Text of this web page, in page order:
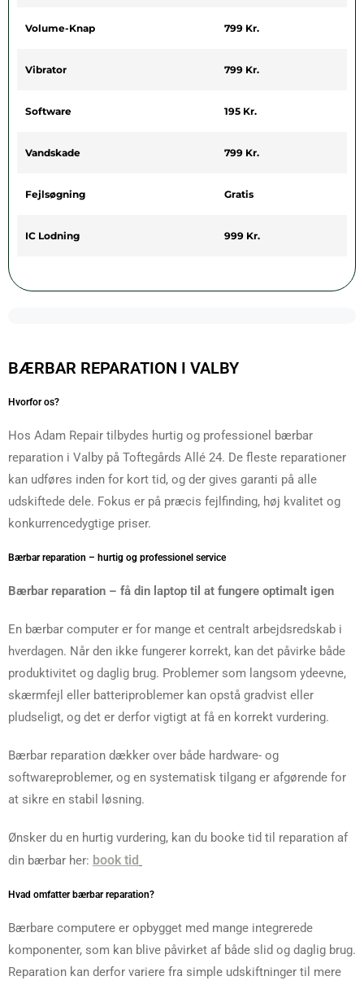
Volume-Knap 799 Kr.
Vibrator 799 Kr.
Software 195 Kr.
Vandskade 799 Kr.
Fejlsøgning Gratis
IC Lodning 999 Kr.
BÆRBAR REPARATION I VALBY
Hvorfor os?
Hos Adam Repair tilbydes hurtig og professionel bærbar
reparation i Valby på Toftegårds Allé 24. De fleste reparationer
kan udføres inden for kort tid, og der gives garanti på alle
udskiftede dele. Fokus er på præcis fejlfinding, høj kvalitet og
konkurrencedygtige priser.
Bærbar reparation – hurtig og professionel service
Bærbar reparation – få din laptop til at fungere optimalt igen
En bærbar computer er for mange et centralt arbejdsredskab i
hverdagen. Når den ikke fungerer korrekt, kan det påvirke både
produktivitet og daglig brug. Problemer som langsom ydeevne,
skærmfejl eller batteriproblemer kan opstå gradvist eller
pludseligt, og det er derfor vigtigt at få en korrekt vurdering.
Bærbar reparation dækker over både hardware- og
softwareproblemer, og en systematisk tilgang er afgørende for
at sikre en stabil løsning.
Ønsker du en hurtig vurdering, kan du booke tid til reparation af
din bærbar her: book tid
Hvad omfatter bærbar reparation?
Bærbare computere er opbygget med mange integrerede
komponenter, som kan blive påvirket af både slid og daglig brug.
Reparation kan derfor variere fra simple udskiftninger til mere